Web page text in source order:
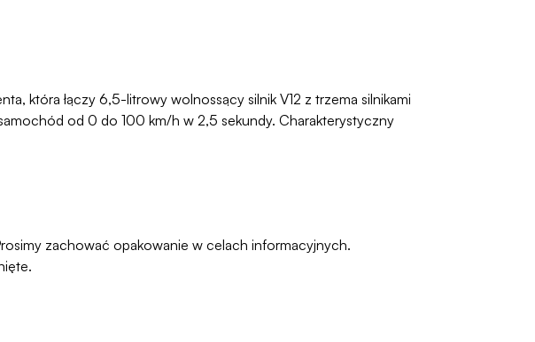
która łączy 6,5-litrowy wolnossący silnik V12 z trzema silnikami
od 0 do 100 km/h w 2,5 sekundy. Charakterystyczny
zachować opakowanie w celach informacyjnych.